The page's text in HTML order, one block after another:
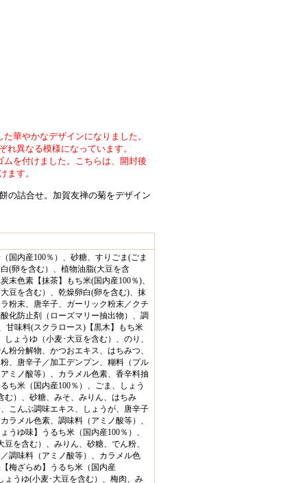
華やかなデザインになりました。
れ異なる模様になっています。
を付けました。こちらは、開封後
ます。
の詰合せ。加賀友禅の菊をデザイン
国内産100％）、砂糖、すりごま(ごま
(卵を含む）、植物油脂(大豆を含
末色素【抹茶】もち米(国内産100％)、
豆を含む）、乾燥卵白(卵を含む)、抹
粉末、唐辛子、ガーリック粉末／クチ
化防止剤（ローズマリー抽出物）、調
甘味料(スクラロース)【黒木】もち米
しょうゆ（小麦･大豆を含む）、のり、
粉分解物、かつおエキス、はちみつ、
、唐辛子／加工デンプン、糊料（プル
ミノ酸等）、カラメル色素、香辛料抽
ち米（国内産100％）、ごま、しょう
む）、砂糖、みそ、みりん、はちみ
こんぶ調味エキス、しょうが、唐辛子
ラメル色素、調味料（アミノ酸等）、
うゆ味】うるち米（国内産100％）、
豆を含む）、みりん、砂糖、でん粉、
調味料（アミノ酸等）、カラメル色
梅ざらめ】うるち米（国内産
ょうゆ(小麦･大豆を含む）、梅肉、み